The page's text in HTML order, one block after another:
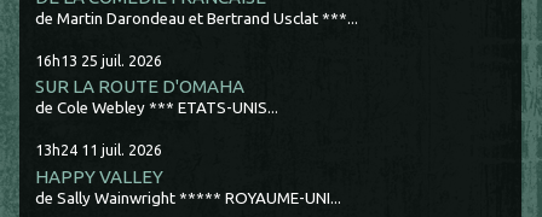
de Martin Darondeau et Bertrand Usclat ***...
16h13 25 juil. 2026
SUR LA ROUTE D'OMAHA
de Cole Webley *** ETATS-UNIS...
13h24 11 juil. 2026
HAPPY VALLEY
de Sally Wainwright ***** ROYAUME-UNI...